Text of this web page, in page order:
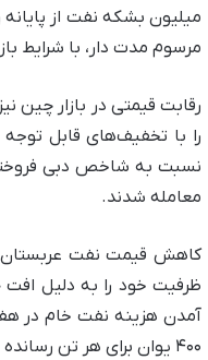
میلیون بشکه نفت از
مرسوم مدت دار، با شرایط
رقابت قیمتی در بازار چین
نسبت به شاخص دبی
معامله شدند.
کاهش قیمت نفت عربستان
ظرفیت خود را به دلیل افت
۴۰۰ یوان برای هر تن رسانده است؛ زیان این واحدها در ژوئن نزدیک ۱۰۰ یوان برای هر تن بود.